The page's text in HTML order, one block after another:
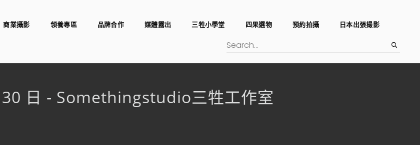
商業攝影 領養專區 品牌合作 媒體露出 三牲小學堂 四果選物 預約拍攝 日本出張撮影
日 - Somethingstudio三牲工作室